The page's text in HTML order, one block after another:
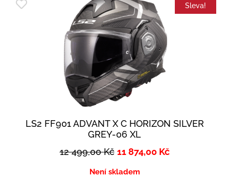
Sleva!
LS2 FF901 ADVANT X C HORIZON SILVER
GREY-06 XL
12 499,00Kč 11 874,00 Kč
Není skladem